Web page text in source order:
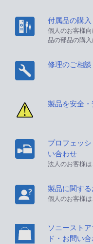
付属品の購入
個人のお客様
品の部品の購
修理のご相談
製品を安全
プロフェッ
い合わせ
法人のお客様は
製品に関す
個人のお客様は
ソニースト
ド・お問い